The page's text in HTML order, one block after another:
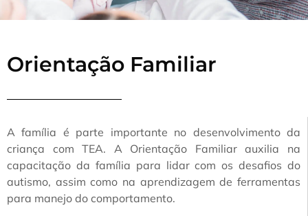
Orientação Familiar
A família é parte importante no desenvolvimento da
criança com TEA. A Orientação Familiar auxilia na
capacitação da família para lidar com os desafios do
autismo, assim como na aprendizagem de ferramentas
para manejo do comportamento.